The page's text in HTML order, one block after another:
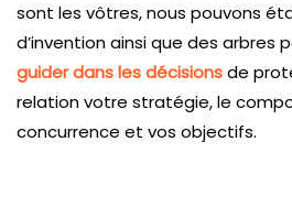
sont les vôtres, nous pouvons
d’invention ainsi que des arbres
guider dans les décisionsde
relation votre stratégie, le
concurrence et vos objectifs.